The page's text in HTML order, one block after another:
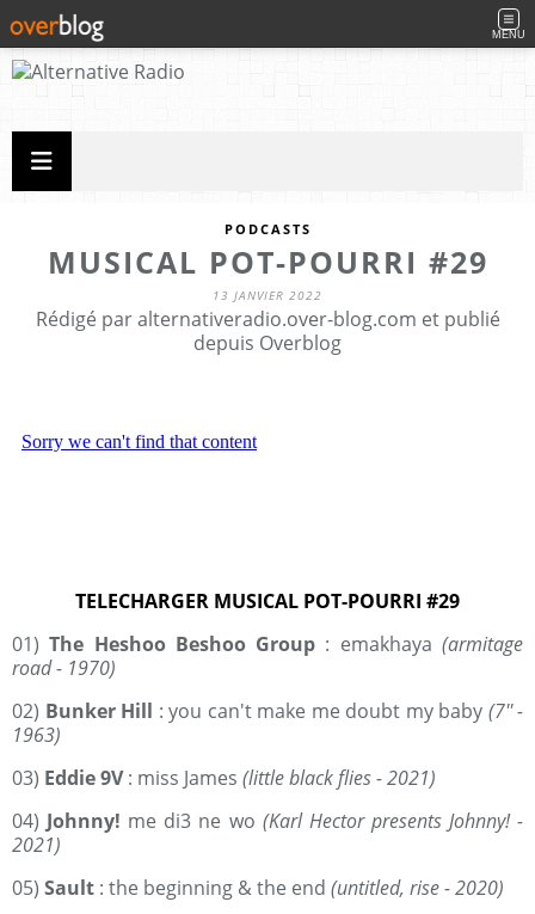
MENU
PODCASTS
MUSICAL POT-POURRI #29
13 JANVIER 2022
Rédigé par alternativeradio.over-blog.com et publié
depuis Overblog
TELECHARGER MUSICAL POT-POURRI #29
01)The Heshoo Beshoo Group : emakhaya(armitage
road - 1970)
02) Bunker Hill : you can't make me doubt my baby (7'' -
1963)
03) Eddie 9V: miss James (little black flies - 2021)
04) Johnny! me di3 ne wo (Karl Hector presents Johnny! -
2021)
05) Sault : the beginning & the end (untitled, rise - 2020)